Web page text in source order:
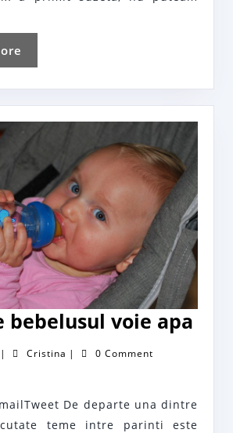
More
bebelusul voie apa
apa
18/01/2022
| Cristina Cristina
| 0 Comment
De departe una dintre
teme intre parinti este